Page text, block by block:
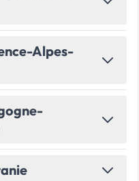
Alpes-